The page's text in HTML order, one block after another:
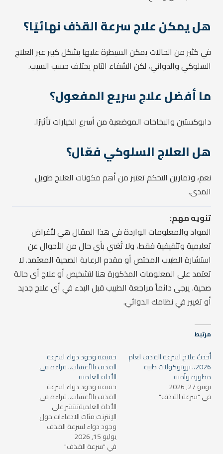
هل يمكن علاج سرعة القذف نهائيًا؟
في كثير من الحالات يمكن السيطرة عليها بشكل كبير عبر العلاج
السلوكي والدوائي، لكن الشفاء التام يختلف حسب السبب.
ما أفضل علاج سريع المفعول؟
دابوكستين والبخاخات الموضعية من أسرع الخيارات تأثيرًا.
هل العلاج السلوكي فعّال؟
نعم، وتمارين التحكم تعتبر من أهم مكونات العلاج طويل
المدى.
تنويه مهم:
المواد والمعلومات الواردة في هذا المقال هي لأغراض
تعليمية وتثقيفية فقط، ولا تُغني بأي حال من الأحوال عن
استشارة الطبيب المختص أو مقدم الرعاية الصحية المعتمد. لا
تعتمد على المعلومات المذكورة هنا لتشخيص أو علاج أي حالة
صحية. يرجى دائماً مراجعة الطبيب قبل البدء في أي علاج جديد
أو تغيير في نظامك الدوائي.
مرتبط
أحدث علاج لسرعة القذف لعام
2026.. بروتوكولات طبية
مطورة وآمنة
يونيو 27, 2026
في "سرعة القذف"
حقيقة وجود دواء لسرعة
القذف بالأعشاب.. قراءة في
الأدلة العلمية
حقيقة وجود دواء لسرعة
القذف بالأعشاب.. قراءة في
الأدلة العلميةتنتشر على
الإنترنت مئات الادعاءات حول
وجود دواء لسرعة القذف
بالأعشاب قادر على علاج
المشكلة نهائياً خلال أيام. لكن
يوليو 15, 2026
في "سرعة القذف"